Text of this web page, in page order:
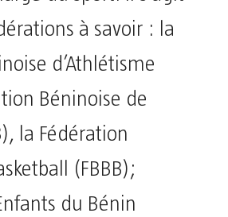
à savoir : la
d’Athlétisme
Béninoise de
la Fédération
(FBBB);
du Bénin